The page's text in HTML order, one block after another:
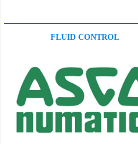
FLUID CONTROL